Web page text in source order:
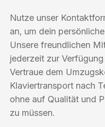
Nutze unser
an, um dein
Unsere freundlichen
jederzeit zur
Vertraue dem
Klaviertransport nach
ohne auf Qualität und
zu müssen.